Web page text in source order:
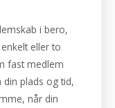
i bero,
eller to
fast medlem
din plads og tid,
når din